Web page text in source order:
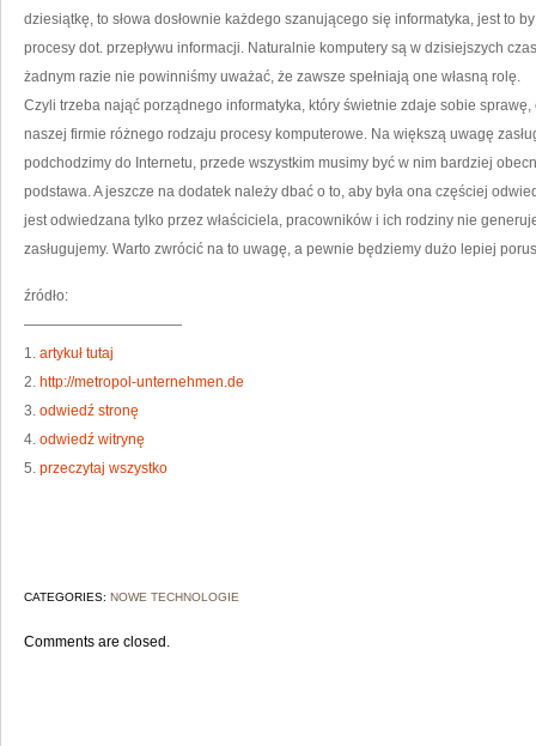
dziesiątkę, to słowa dosłownie każdego szanującego się informatyka, jest to
procesy dot. przepływu informacji. Naturalnie komputery są w dzisiejszych
żadnym razie nie powinniśmy uważać, że zawsze spełniają one własną rolę.
Czyli trzeba nająć porządnego informatyka, który świetnie zdaje sobie
naszej firmie różnego rodzaju procesy komputerowe. Na większą uwagę
podchodzimy do Internetu, przede wszystkim musimy być w nim bardziej
podstawa. A jeszcze na dodatek należy dbać o to, aby była ona częściej
jest odwiedzana tylko przez właściciela, pracowników i ich rodziny nie
zasługujemy. Warto zwrócić na to uwagę, a pewnie będziemy dużo lepiej
źródło:
———————————
1. artykuł tutaj
2. http://metropol-unternehmen.de
3. odwiedź stronę
4. odwiedź witrynę
5. przeczytaj wszystko
CATEGORIES: NOWE TECHNOLOGIE
Comments are closed.